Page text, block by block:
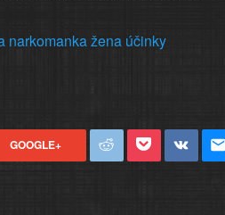
narkomankažena účinky
GOOGLE+